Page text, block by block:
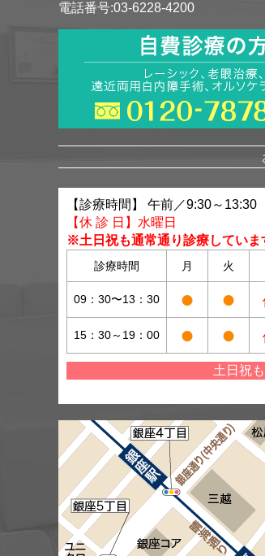
電話番号:03-6228-4200
【診療時間】 午前／9:30～
【休 診 日】水曜日
※土日祝も通常通り診療していま
診療時間 月 火
09：30〜13：30 ● ●
15：30～19：00 ● ●
土日祝